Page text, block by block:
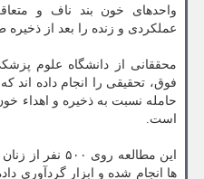
واحدهای خون بند ناف و
عملکردی و زنده را بعد از
محققانی از دانشگاه علوم
فوق، تحقیقی را انجام داده اند
حامله نسبت به ذخیره و اهداء
است.
این مطالعه روی
ها انجام شده و ابزار گردآوری